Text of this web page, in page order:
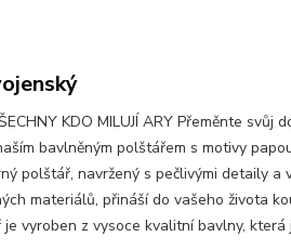
KDO MILUJÍ ARY Přeměnte svůj
bavlněným polštářem s motivy
polštář, navržený s pečlivými detaily a
materiálů, přináší do vašeho života
je vyroben z vysoce kvalitní bavlny, která